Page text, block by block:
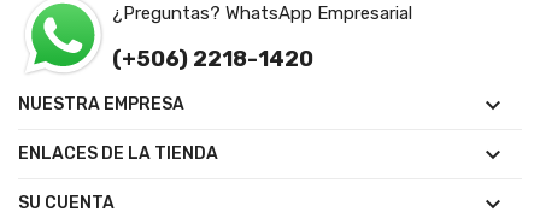
¿Preguntas? WhatsApp Empresarial
(+506) 2218-1420
NUESTRA EMPRESA 
ENLACES DE LA TIENDA 
SU CUENTA 